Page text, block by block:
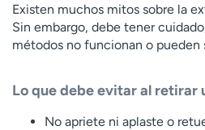
Existen muchos mitos sobre la
Sin embargo, debe tener
métodos no funcionan o pueden
Lo que debe evitar al retirar
No apriete ni aplaste o